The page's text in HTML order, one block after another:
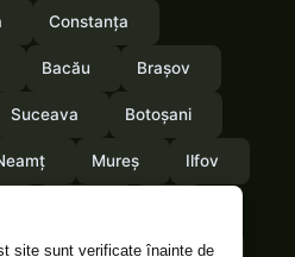
site sunt verificate înainte de
Constanța
Bacău Brașov
Suceava Botoșani
Mureș Ilfov